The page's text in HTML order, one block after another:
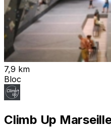
7,9 km
Bloc
Climb Up